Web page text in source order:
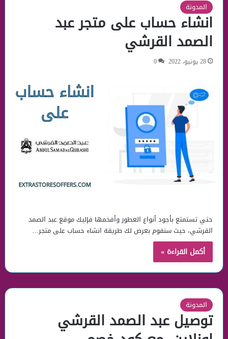
المدونة
انشاء حساب على متجر عبد
الصمد القرشي
28 يونيو، 2022 0
حتي تستمتع بأجود أنواع العطور وأفخمها فإليك موقع عبد الصمد
القرشي، حيث سنقوم بعرض لك طريقة انشاء حساب على متجر…
أكمل القراءة »
المدونة
توصيل عبد الصمد القرشي